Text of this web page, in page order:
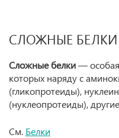
СЛОЖНЫЕ БЕЛКИ
Сложные белки— особая
которых наряду с
(гликопротеиды),
(нуклеопротеиды),
См. Белки